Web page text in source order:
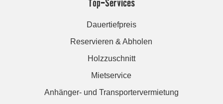
Dauertiefpreis
Reservieren & Abholen
Holzzuschnitt
Mietservice
Anhänger- und Transportervermietung